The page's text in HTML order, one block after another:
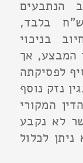
הנתבעים
של 164,754 ש"ח בלבד,
בניכוי
המבצע, אך
לפסיקתה
ש"ח בגין נזק נוסף
המקורי
לא נקבע
לכלול